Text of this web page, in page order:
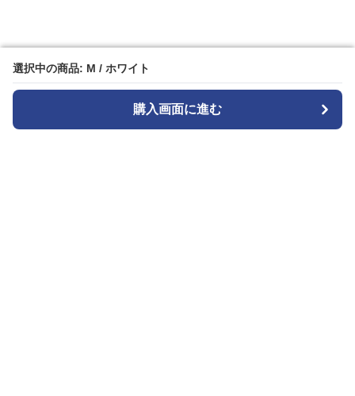
選択中の商品: M / ホワイト
購入画面に進む
選択中の商品: M / ホワイト
購入画面に進む